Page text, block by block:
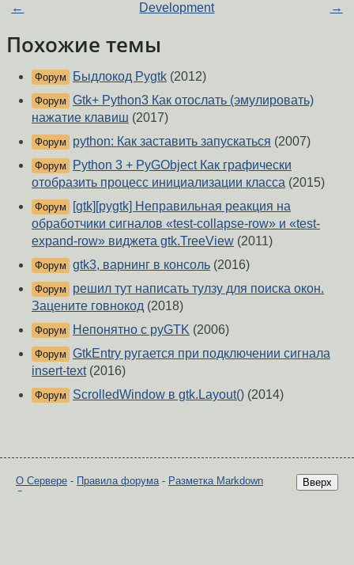
← Development →
Похожие темы
Форум Быдлокод Pygtk (2012)
Форум Gtk+ Python3 Как отослать (эмулировать)
нажатие клавиш (2017)
Форум python: Как заставить запускаться (2007)
Форум
Python 3 + PyGObject Как графически
отобразить процесс инициализации класса (2015)
Форум
[gtk][pygtk] Неправильная реакция на
обработчики сигналов «test-collapse-row» и «test-
expand-row» виджета gtk.TreeView (2011)
Форум gtk3, варнинг в консоль (2016)
Форум
решил тут написать тулзу для поиска окон.
Зацените говнокод (2018)
Форум Непонятно с pyGTK (2006)
Форум GtkEntry ругается при подключении сигнала
insert-text(2016)
Форум ScrolledWindow в gtk.Layout() (2014)
Вверх
О Сервере - Правила форума- Разметка Markdown
Сообщить об ошибке